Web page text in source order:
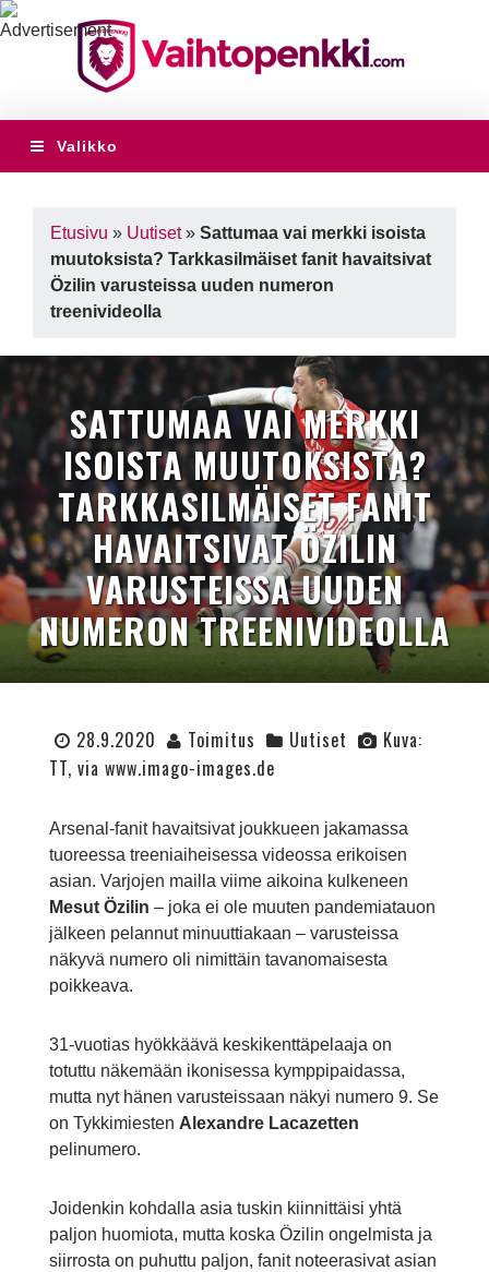
Valikko
Etusivu » Uutiset» Sattumaa vai merkki isoista
muutoksista? Tarkkasilmäiset fanit havaitsivat
Özilin varusteissa uuden numeron
treenivideolla
SATTUMAA VAI MERKKI
ISOISTA MUUTOKSISTA?
TARKKASILMÄISET FANIT
HAVAITSIVAT ÖZILIN
VARUSTEISSA UUDEN
NUMERON TREENIVIDEOLLA
28.9.2020 Toimitus Uutiset
Kuva:
TT, via www.imago-images.de
Arsenal-fanit havaitsivat joukkueen jakamassa
tuoreessa treeniaiheisessa videossa erikoisen
asian. Varjojen mailla viime aikoina kulkeneen
Mesut Özilin – joka ei ole muuten pandemiatauon
jälkeen pelannut minuuttiakaan – varusteissa
näkyvä numero oli nimittäin tavanomaisesta
poikkeava.
31-vuotias hyökkäävä keskikenttäpelaaja on
totuttu näkemään ikonisessa kymppipaidassa,
mutta nyt hänen varusteissaan näkyi numero 9. Se
on Tykkimiesten Alexandre Lacazetten
pelinumero.
Joidenkin kohdalla asia tuskin kiinnittäisi yhtä
paljon huomiota, mutta koska Özilin ongelmista ja
siirrosta on puhuttu paljon, fanit noteerasivat asian